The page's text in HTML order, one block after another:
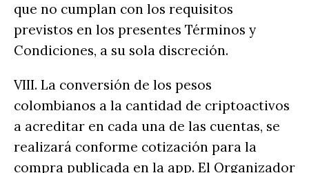
que no cumplan con los requisitos
previstos en los presentes Términos y
Condiciones, a su sola discreción.
VIII. La conversión de los pesos
colombianos a la cantidad de criptoactivos
a acreditar en cada una de las cuentas, se
realizará conforme cotización para la
compra publicada en la app. El Organizador